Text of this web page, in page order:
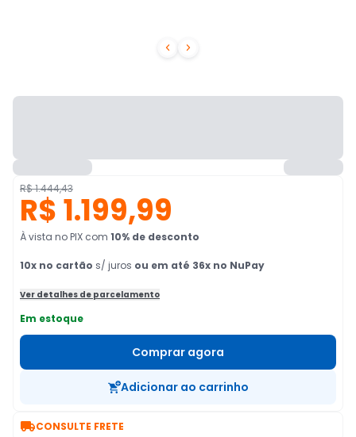
 
R$ 1.444,43
R$ 1.199,99
À vista no PIX com 10% de desconto
10x no cartão s/ juros ou em até 36x no NuPay
Ver detalhes de parcelamento
Em estoque
Comprar agora
Adicionar ao carrinho
CONSULTE FRETE